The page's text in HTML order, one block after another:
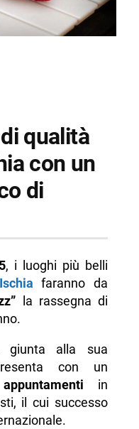
qualità
con un
di
, i luoghi più belli
faranno da
la rassegna di
giunta alla sua
con un
in
il cui successo